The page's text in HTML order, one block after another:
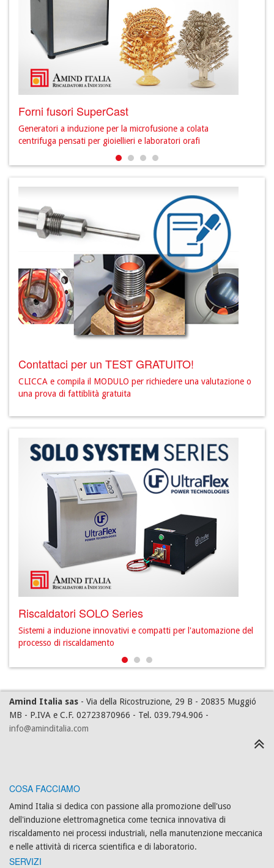
Forni fusori SuperCast
Generatori a induzione per la microfusione a colata
centrifuga pensati per gioiellieri e laboratori orafi
Contattaci per un TEST GRATUITO!
CLICCA e compila il MODULO per richiedere una valutazione o
una prova di fattiblità gratuita
Riscaldatori SOLO Series
Sistemi a induzione innovativi e compatti per l'automazione del
processo di riscaldamento
Amind Italia sas - Via della Ricostruzione, 29 B - 20835 Muggió
MB - P.IVA e C.F. 02723870966 - Tel. 039.794.906 -
info@aminditalia.com
COSA FACCIAMO
Amind Italia si dedica con passione alla promozione dell'uso
dell'induzione elettromagnetica come tecnica innovativa di
riscaldamento nei processi industriali, nella manutenzione meccanica
e nelle attività di ricerca scientifica e di laboratorio.
SERVIZI